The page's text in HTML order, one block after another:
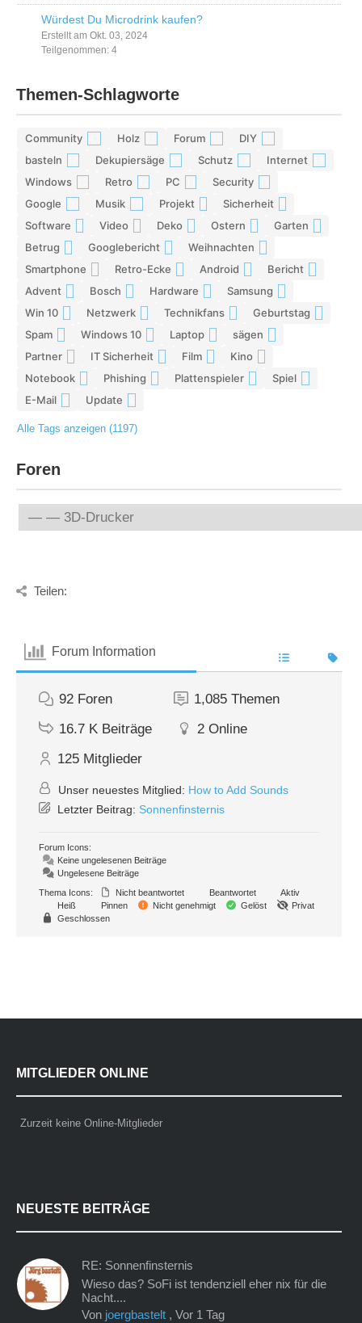
Würdest Du Microdrink kaufen?
Erstellt am Okt. 03, 2024
Teilgenommen: 4
Themen-Schlagworte
Community Holz Forum DIY
basteln Dekupiersäge Schutz Internet
Windows Retro PC Security
Google Musik Projekt Sicherheit
Software Video Deko Ostern Garten
Betrug Googlebericht Weihnachten
Smartphone Retro-Ecke Android Bericht
Advent Bosch Hardware Samsung
Win 10 Netzwerk Technikfans Geburtstag
Spam Windows 10 Laptop sägen
Partner IT Sicherheit Film Kino
Notebook Phishing Plattenspieler Spiel
E-Mail Update
Alle Tags anzeigen (1197)
Foren
Teilen:
Forum Information
92 Foren 1,085 Themen
16.7 K Beiträge 2 Online
125 Mitglieder
Unser neuestes Mitglied: How to Add Sounds
Letzter Beitrag: Sonnenfinsternis
Forum Icons:
Keine ungelesenen Beiträge
Ungelesene Beiträge
Thema Icons:
Nicht beantwortet Beantwortet
Aktiv
Heiß
Pinnen Nicht genehmigt Gelöst
Privat
Geschlossen
MITGLIEDER ONLINE
Zurzeit keine Online-Mitglieder
NEUESTE BEITRÄGE
RE: Sonnenfinsternis
Wieso das? SoFi ist tendenziell eher nix für die
Nacht....
Von joergbastelt ,Vor 1 Tag